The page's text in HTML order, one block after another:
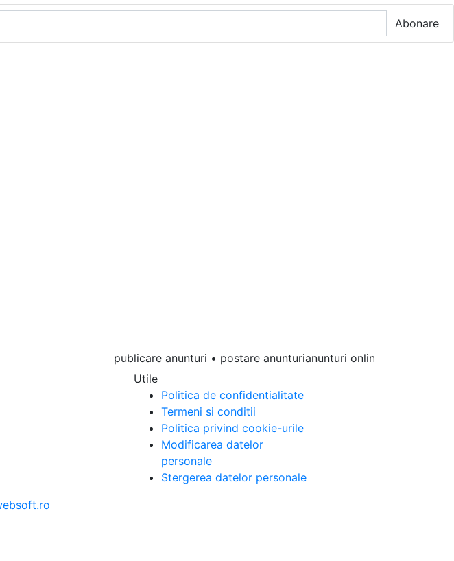
publicare anunturi • postare anunturianunturi online • anunturi
Utile
Politica de confidentialitate
Termeni si conditii
Politica privind cookie-urile
Modificarea datelor
personale
Stergerea datelor personale